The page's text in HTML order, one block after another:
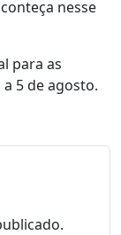
nesse
para as
5 de agosto.